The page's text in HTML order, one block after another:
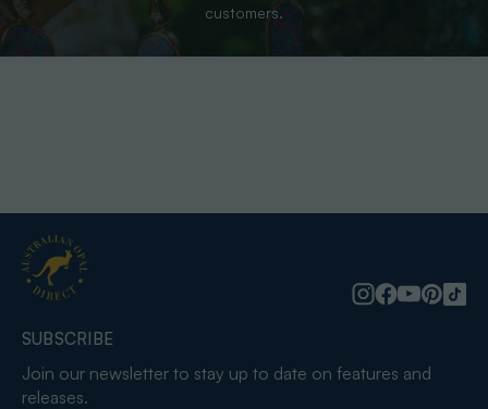
customers.
SUBSCRIBE
Join our newsletter to stay up to date on features and
releases.